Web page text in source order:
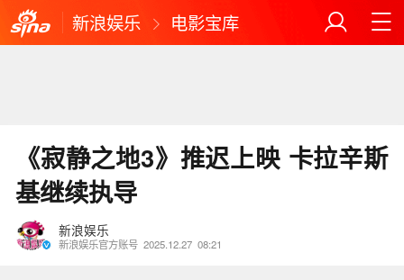
新浪娱乐 电影宝库
《寂静之地3》推迟上映 卡拉辛斯
基继续执导
新浪娱乐
新浪娱乐官方账号 2025.12.27 08:21